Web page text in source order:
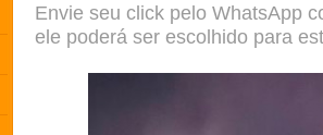
Envie seu click pelo WhatsApp
ele poderá ser escolhido para